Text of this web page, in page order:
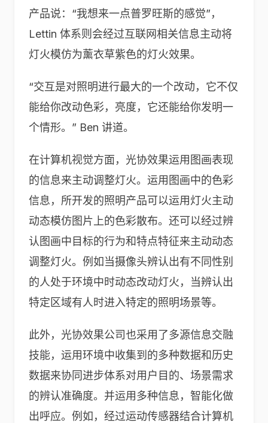
产品说：“我想来一点普罗旺斯的感觉”，
Lettin 体系则会经过互联网相关信息主动将
灯火模仿为薰衣草紫色的灯火效果。
“交互是对照明进行最大的一个改动，它不仅
能给你改动色彩，亮度，它还能给你发明一
个情形。” Ben 讲道。
在计算机视觉方面，光协效果运用图画表现
的信息来主动调整灯火。运用图画中的色彩
信息，所开发的照明产品可以运用灯火主动
动态模仿图片上的色彩散布。还可以经过辨
认图画中目标的行为和特点特征来主动动态
调整灯火。例如当摄像头辨认出有不同性别
的人处于环境中时动态改动灯火，当辨认出
特定区域有人时进入特定的照明场景等。
此外，光协效果公司也采用了多源信息交融
技能，运用环境中收集到的多种数据和历史
数据来协同进步体系对用户目的、场景需求
的辨认准确度。并运用多种信息，智能化做
出呼应。例如，经过运动传感器结合计算机